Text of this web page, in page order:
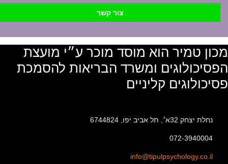
צור קשר
מכון טמיר הוא מוסד מוכר ע״י מועצת
הפסיכולוגים ומשרד הבריאות להסמכת
פסיכולוגים קליניים
נחלת יצחק 32א׳, תל אביב יפו, 6744824
072-3940004
info@tipulpsychology.co.il